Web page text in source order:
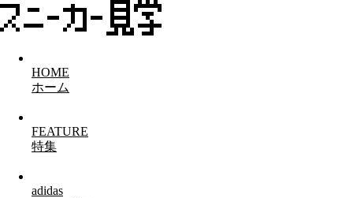
HOME
ホーム
FEATURE
特集
adidas